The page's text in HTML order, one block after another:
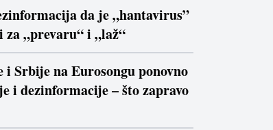
da je „hantavirus”
„prevaru“ i „laž“
Srbije na Eurosongu ponovno
i dezinformacije – što zapravo